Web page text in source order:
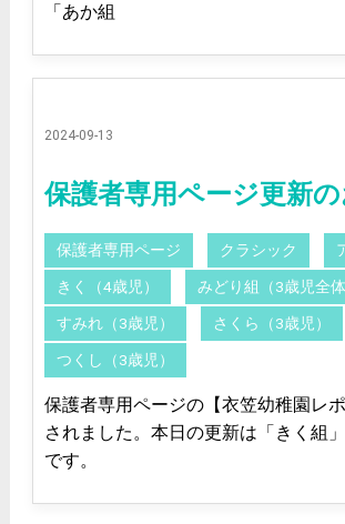
「あか組
2024-09-13
保護者専用ページ更新
保護者専用ページ クラシック
きく（4歳児） みどり組（3歳児全体
すみれ（3歳児） さくら（3歳児）
つくし（3歳児）
保護者専用ページの【衣笠幼稚園レ
されました。本日の更新は「きく組」
です。